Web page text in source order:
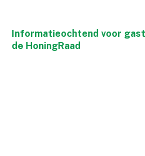
Informatieochtend voor
de HoningRaad